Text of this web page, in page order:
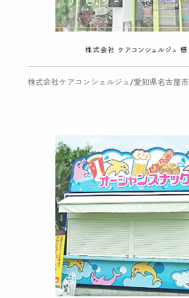
株式会社ケアコンシェルジュ/愛知県名古屋市